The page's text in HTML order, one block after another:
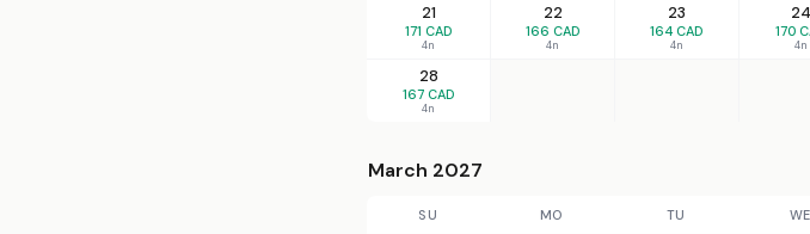
21
171 CAD
4n
22
166 CAD
4n
23
164 CAD
4n
24
170
4n
28
167 CAD
4n
March 2027
SU MO TU WE